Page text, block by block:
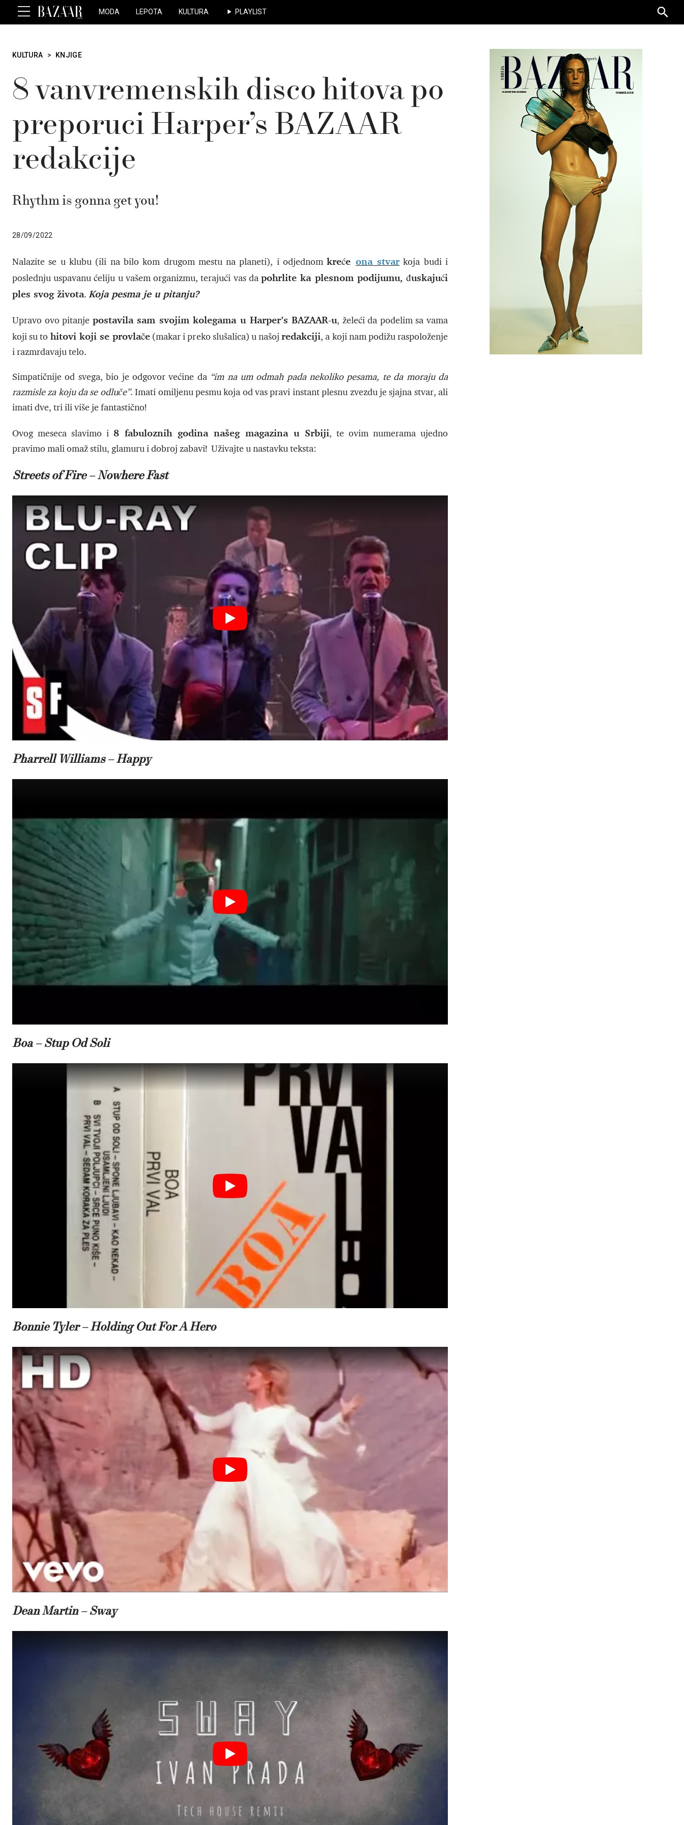
MODA LEPOTA KULTURA PLAYLIST
for:
KULTURA > KNJIGE
8 vanvremenskih disco hitova po
preporuci Harper’s BAZAAR
redakcije
Rhythm is gonna get you!
28/09/2022
Nalazite se u klubu (ili na bilo kom drugom mestu na planeti), i odjednomkreće ona stvar koja budi i
poslednju uspavanu ćeliju u vašem organizmu, terajući vas dapohrlite ka plesnom podijumu, đuskajući
ples svog života. Koja pesma je u pitanju?
Upravo ovo pitanje postavila sam svojim kolegama u Harper’s BAZAAR-u, želeći da podelim sa vama
koji su to hitovi koji se provlače (makar i preko slušalica) u našojredakciji, a koji nam podižu raspoloženje
i razmrdavaju telo.
Simpatičnije od svega, bio je odgovor većine da “im na um odmah pada nekoliko pesama, te da moraju da
razmisle za koju da se odluče”. Imati omiljenu pesmu koja od vas pravi instant plesnu zvezdu je sjajna stvar, ali
imati dve, tri ili više je fantastično!
Ovog meseca slavimo i 8 fabuloznih godina našeg magazina u Srbiji, te ovim numerama ujedno
pravimo mali omaž stilu, glamuru i dobroj zabavi! Uživajte u nastavku teksta:
Streets of Fire – Nowhere Fast
Pharrell Williams – Happy
Boa – Stup Od Soli
Bonnie Tyler – Holding Out For A Hero
Dean Martin – Sway